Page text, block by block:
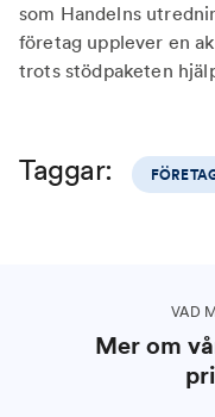
som Handelns
företag upplever en
trots stödpaketen
Taggar:
VAD
Mer om